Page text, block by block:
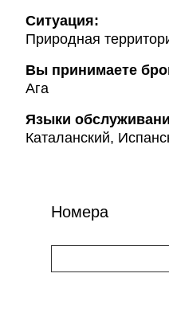
Ситуация:
Природная
Вы принимаете
Ага
Языки
Каталанский,
Номера